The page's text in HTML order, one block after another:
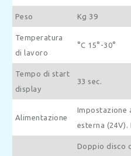
Peso Kg 39
Temperatura
di lavoro
°C 15°-30°
Tempo di start
display
33 sec.
Alimentazione
Impostazione
esterna (24V).
Doppio disco